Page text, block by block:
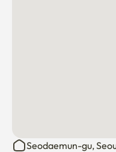
-ビル周辺コンビニ·ス
Seodaemun-gu,